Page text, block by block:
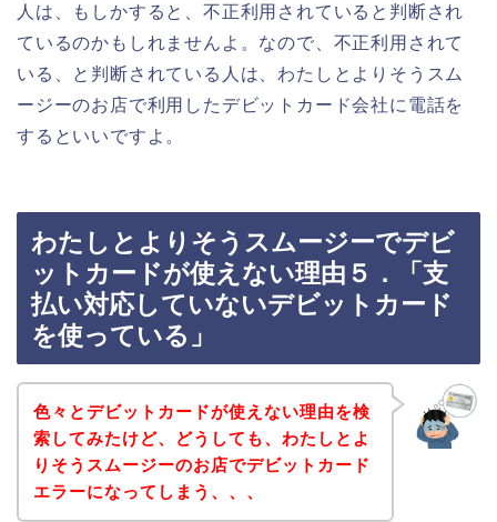
人は、もしかすると、不正利用されていると判断され
ているのかもしれませんよ。なので、不正利用されて
いる、と判断されている人は、わたしとよりそうスム
ージーのお店で利用したデビットカード会社に電話を
するといいですよ。
わたしとよりそうスムージーでデビ
ットカードが使えない理由５．「支
払い対応していないデビットカード
を使っている」
色々とデビットカードが使えない理由を検
索してみたけど、どうしても、わたしとよ
りそうスムージーのお店でデビットカード
エラーになってしまう、、、